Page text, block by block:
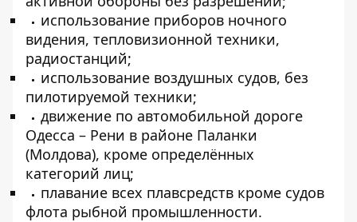
использование приборов ночного
видения, тепловизионной техники,
радиостанций;
использование воздушных судов, без
пилотируемой техники;
движение по автомобильной дороге
Одесса – Рени в районе Паланки
(Молдова), кроме определённых
категорий лиц;
плавание всех плавсредств кроме судов
флота рыбной промышленности.